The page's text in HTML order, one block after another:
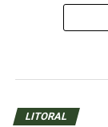
LITORAL